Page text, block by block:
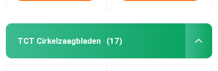
TCT Cirkelzaagbladen (17)